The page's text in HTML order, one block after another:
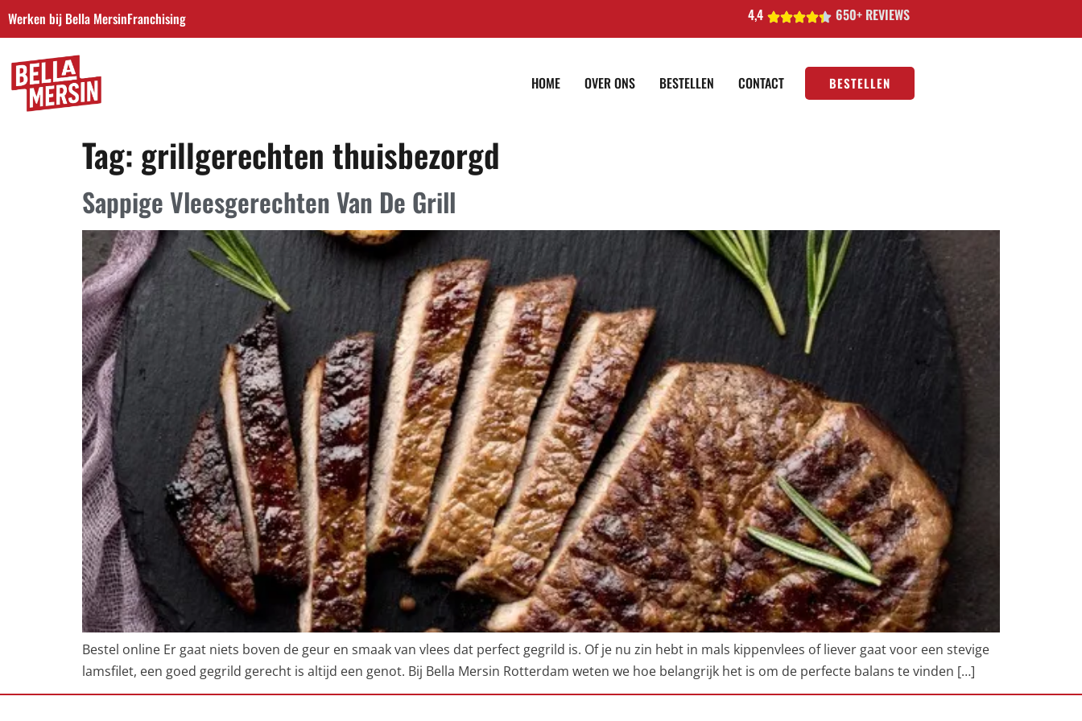
Werken bij Bella MersinFranchising 4,4 650+ REVIEWS
HOME OVER ONS BESTELLEN CONTACT BESTELLEN
Tag: grillgerechten thuisbezorgd
Sappige Vleesgerechten Van De Grill
Bestel online Er gaat niets boven de geur en smaak van vlees dat perfect gegrild is. Of je nu zin hebt in mals kippenvlees of liever gaat voor een stevige
lamsfilet, een goed gegrild gerecht is altijd een genot. Bij Bella Mersin Rotterdam weten we hoe belangrijk het is om de perfecte balans te vinden […]